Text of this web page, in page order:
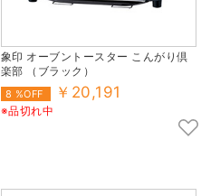
象印 オーブントースター こんがり倶
楽部 （ブラック）
8 %OFF ￥20,191
※品切れ中